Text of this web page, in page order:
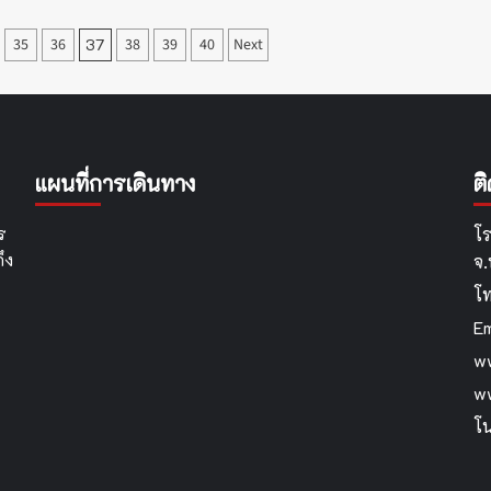
35 36 37 38 39 40 Next
แผนที่การเดินทาง ติ
โ
จ
โ
โ